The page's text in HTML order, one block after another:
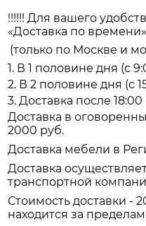
!!!!!! Для вашего
«Доставка по времени»
(только по Москве и
1. В 1 половине дня (с
2. В 2 половине дня (с
3. Доставка после
Доставка в
2000 руб.
Доставка мебели в
Доставка
транспортной
Стоимость доставки -
находится за